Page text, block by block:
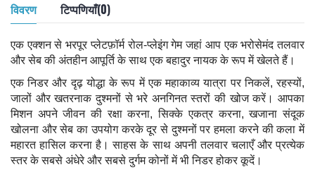
विवरण टिप्पणियाँ(0)
एक एक्शन से भरपूर प्लेटफ़ॉर्म रोल-प्लेइंग गेम जहां आप एक भरोसेमंद तलवार
और सेब की अंतहीन आपूर्ति के साथ एक बहादुर नायक के रूप में खेलते हैं।
एक निडर और दृढ़ योद्धा के रूप में एक महाकाव्य यात्रा पर निकलें, रहस्यों,
जालों और खतरनाक दुश्मनों से भरे अनगिनत स्तरों की खोज करें। आपका
मिशन अपने जीवन की रक्षा करना, सिक्के एकत्र करना, खजाना संदूक
खोलना और सेब का उपयोग करके दूर से दुश्मनों पर हमला करने की कला में
महारत हासिल करना है। साहस के साथ अपनी तलवार चलाएँ और प्रत्येक
स्तर के सबसे अंधेरे और सबसे दुर्गम कोनों में भी निडर होकर कूदें।